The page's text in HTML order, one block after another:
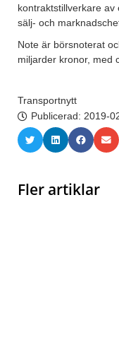
kontraktstillverkare av
sälj- och
Note är börsnoterat
miljarder kronor, med
Transportnytt
Publicerad: 2019-
Fler artiklar